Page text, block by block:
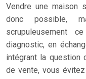
Vendre une maison
donc possible,
scrupuleusement
diagnostic, en
intégrant la question
de vente, vous